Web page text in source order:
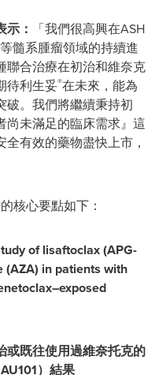
：
「我們很高興在ASH
髓系腫瘤領域的持續進
聯合治療在初治和維奈克
待利生妥®在未來，能為
破。我們將繼續秉持初
尚未滿足的臨床需求』這
有效的藥物盡快上市，
核心要點如下：
of lisaftoclax (APG-
in patients with
或既往使用過維奈托克的
）結果